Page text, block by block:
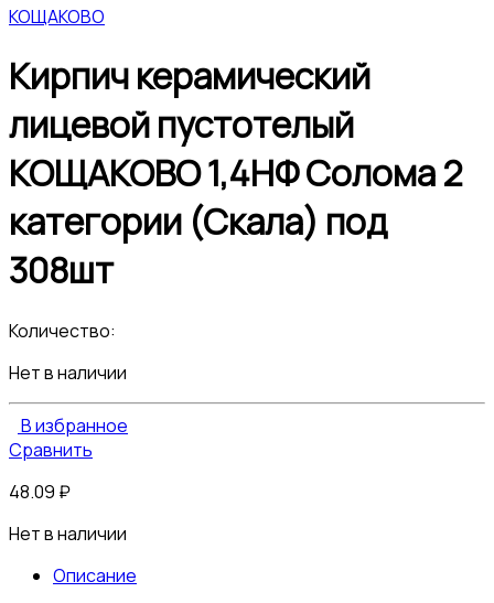
КОЩАКОВО
Кирпич керамический
лицевой пустотелый
КОЩАКОВО 1,4НФ Солома 2
категории (Скала) под
308шт
Количество:
Нет в наличии
В избранное
Сравнить
48.09 ₽
Нет в наличии
Описание